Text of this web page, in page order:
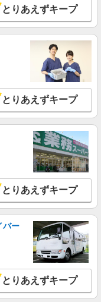
融通が利くため子育て
)＞
詳細を見る
イベートも諦めない＊
＜日払い有/週払い有/交
詳細を見る
部
での看護師
円〜2100円 看護
2300円 ※資格・経験等により異なる
とりあえずキープ
とりあえずキープ
とりあえずキープ
バー
とりあえずキープ